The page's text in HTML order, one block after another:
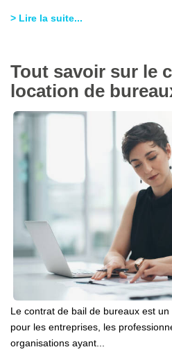
> Lire la suite...
Tout savoir sur le
location de
Le contrat de bail de bureaux est
pour les entreprises, les
organisations ayant...